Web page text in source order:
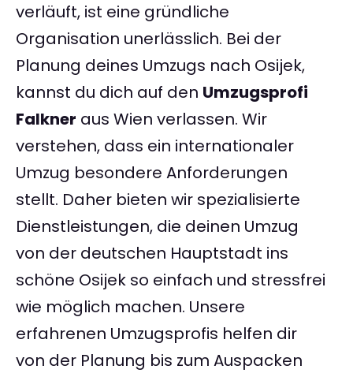
verläuft, ist eine gründliche
Organisation unerlässlich. Bei der
Planung deines Umzugs nach Osijek,
kannst du dich auf den Umzugsprofi
Falkner aus Wien verlassen. Wir
verstehen, dass ein internationaler
Umzug besondere Anforderungen
stellt. Daher bieten wir spezialisierte
Dienstleistungen, die deinen Umzug
von der deutschen Hauptstadt ins
schöne Osijek so einfach und stressfrei
wie möglich machen. Unsere
erfahrenen Umzugsprofis helfen dir
von der Planung bis zum Auspacken